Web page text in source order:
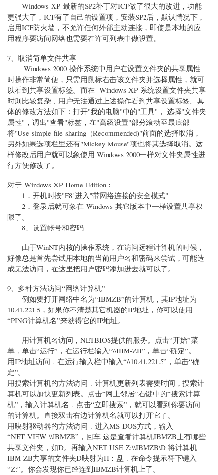
Windows XP 最新的SP2补丁对ICF做了很大的改进，功能
更强大了，ICF有了自己的设置项，安装SP2后，默认情况下，
启用ICF防火墙，不允许任何外部主动连接，即使是本地的应
用程序要访问网络也需要在许可列表中做设置。
7、取消简单文件共享
Windows 2000 操作系统中用户在设置文件夹的共享属性
时操作非常简便，只需用鼠标右击该文件夹并选择属性，就可
以看到共享设置标签。而在 Windows XP 系统设置文件夹共享
时则比较复杂，用户无法通过上述操作看到共享设置标签。具
体的修改方法如下：打开"我的电脑"中的"工具"， 选择"文件夹
属性"，调出"查看"标签，在"高级设置"部分滚动至最底部
将"Use simple file sharing (Recommended)"前面的选择取消，
另外如果选项栏里还有"Mickey Mouse"项也将其选择取消。这
样修改后用户就可以象使用 Windows 2000一样对文件夹属性进
行方便修改了。
对于 Windows XP Home Edition：
1．开机时按"F8"进入"带网络连接的安全模式"
2．登录后就可象在 Windows 其它版本中一样设置共享权
限了。
8、设置帐号和密码
由于WinNT内核的操作系统，在访问远程计算机的时候，
好像总是首先尝试用本地的当前用户名和密码来尝试，可能造
成无法访问，在这里把用户密码添加进去就可以了。
9、多种方法访问“网络计算机”
例如要打开网络中名为“IBMZB”的计算机，其IP地址为
10.41.221.5，如果你不清楚其它机器的IP地址，你可以使用
“PING计算机名”来获得它的IP地址。
用计算机名访问，NETBIOS提供的服务。点击“开始”菜
单，单击“运行”，在运行栏输入“\\IBM-ZB”，单击“确定”。
用IP地址访问，在运行输入栏中输入“\\10.41.221.5”，单击“确
定”。
用搜索计算机的方法访问，计算机更新列表需要时间，搜索计
算机可以加快更新列表。点击“网上邻居”右键中的“搜索计算
机”，输入计算机名，点击“立即搜索”，就可以看到你要访问
的计算机。直接双击右边计算机名就可以打开它了。
用映射驱动器的方法访问，进入MS-DOS方式，输入
“NET VIEW \\IBMZB”，回车 这是查看计算机IBMZB上有哪些
共享文件夹，如D。再输入NET USE Z:\\IBMZB\D 将计算机
IBM-ZB共享的文件夹D映射为H：盘，在命令提示符下键入
“Z:”。你会发现你已经连到IBMZB计算机上了。